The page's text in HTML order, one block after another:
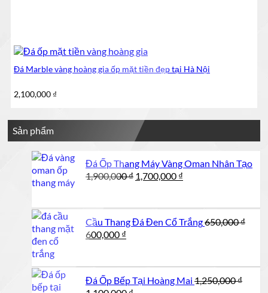
Đá Marble vàng hoàng gia ốp mặt tiền đẹp tại Hà Nội
2,100,000 ₫
Sản phẩm
Đá Ốp Thang Máy Vàng Oman Nhân Tạo
1,900,000₫ Giá
1,700,000 ₫
1,700,000 ₫.
Cầu Thang Đá Đen Cổ Trắng650,000₫
Giá
600,000 ₫
600,000 ₫.
Đá Ốp Bếp Tại Hoàng Mai 1,250,000₫